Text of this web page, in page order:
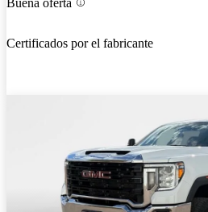
Certificados por el fabricante